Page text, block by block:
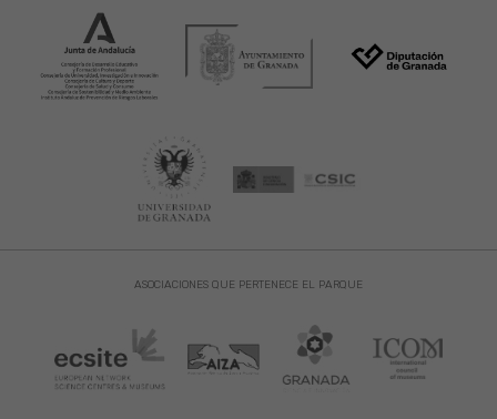
ASOCIACIONES QUE PERTENECE EL PARQUE